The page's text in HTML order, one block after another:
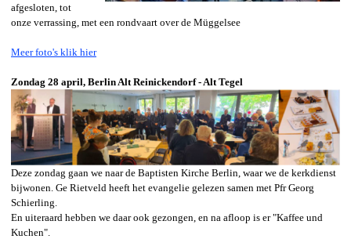
afgesloten, tot
onze verrassing, met een rondvaart over de Müggelsee
Meer foto's klik hier
Zondag 28 april, Berlin Alt Reinickendorf - Alt Tegel
Deze zondag gaan we naar de Baptisten Kirche Berlin, waar we de kerkdienst
bijwonen. Ge Rietveld heeft het evangelie gelezen samen met Pfr Georg
Schierling.
En uiteraard hebben we daar ook gezongen, en na afloop is er "Kaffee und
Kuchen".